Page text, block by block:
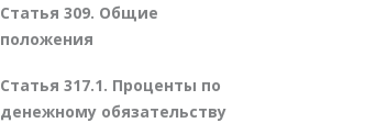
Статья 309. Общие
положения
Статья 317.1. Проценты по
денежному обязательству